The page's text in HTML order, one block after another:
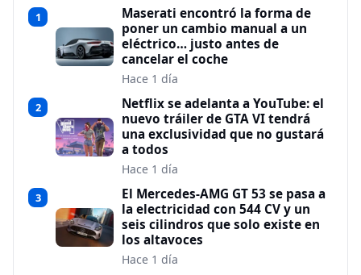
1
Maserati encontró la forma de
poner un cambio manual a un
eléctrico… justo antes de
cancelar el coche
Hace 1 día
2
Netflix se adelanta a YouTube: el
nuevo tráiler de GTA VI tendrá
una exclusividad que no gustará
a todos
Hace 1 día
3
El Mercedes-AMG GT 53 se pasa a
la electricidad con 544 CV y un
seis cilindros que solo existe en
los altavoces
Hace 1 día